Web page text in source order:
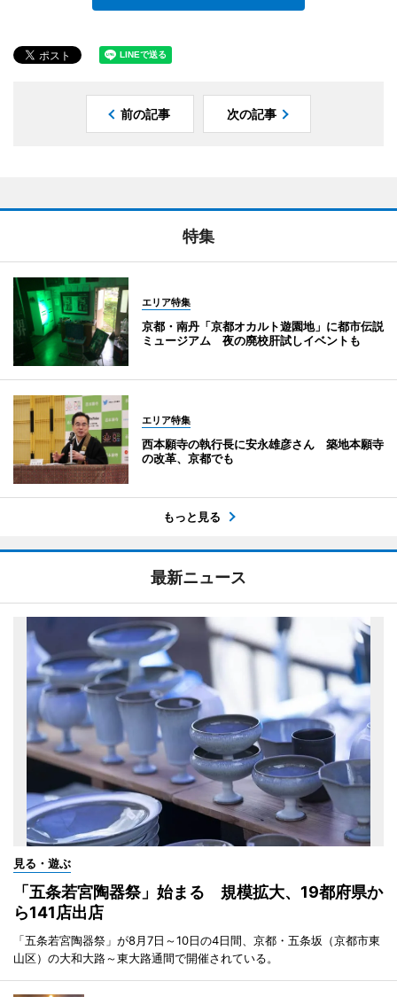
前の記事 次の記事
特集
エリア特集
京都・南丹「京都オカルト遊園地」に都市伝説
ミュージアム 夜の廃校肝試しイベントも
エリア特集
西本願寺の執行長に安永雄彦さん 築地本願寺
の改革、京都でも
もっと見る
最新ニュース
見る・遊ぶ
「五条若宮陶器祭」始まる 規模拡大、19都府県か
ら141店出店
「五条若宮陶器祭」が8月7日～10日の4日間、京都・五条坂（京都市東
山区）の大和大路～東大路通間で開催されている。